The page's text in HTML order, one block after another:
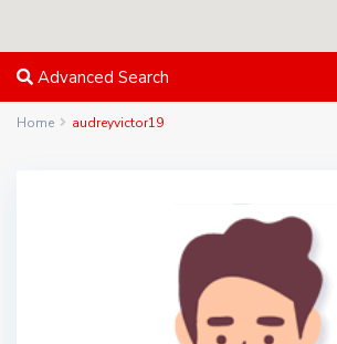
Advanced Search
Home audreyvictor19